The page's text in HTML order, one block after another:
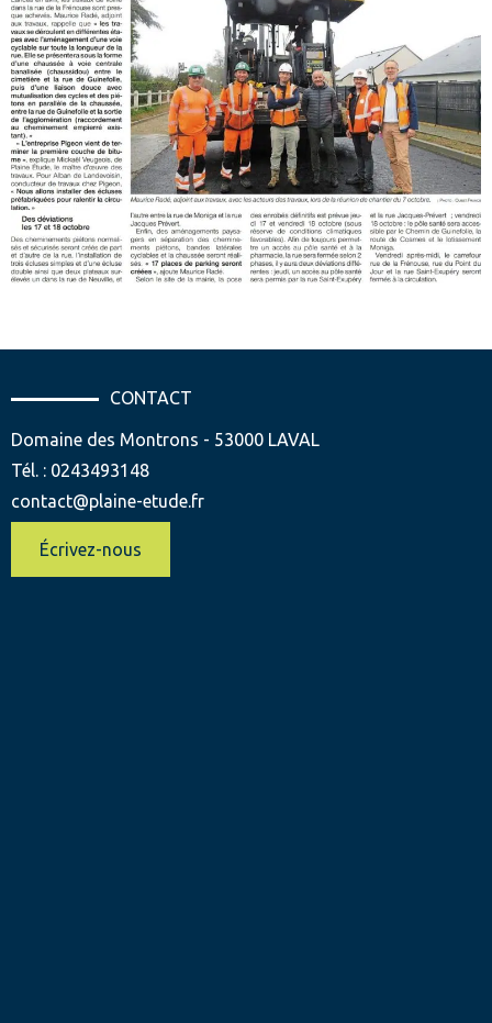
CONTACT
Domaine des Montrons - 53000 LAVAL
Tél. : 0243493148
contact@plaine-etude.fr
Écrivez-nous